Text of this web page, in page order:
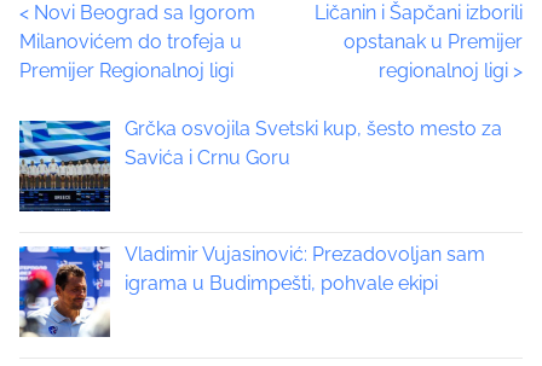
h
i
s
o
s
t
o
n
:
P
o
s
t
s
n
a
< Novi Beograd sa Igorom
Milanovićem do trofeja u
Premijer Regionalnoj ligi
Ličanin i Šapčani izborili
opstanak u Premijer
regionalnoj ligi >
Grčka osvojila Svetski kup, šesto mesto za
Savića i Crnu Goru
Vladimir Vujasinović: Prezadovoljan sam
igrama u Budimpešti, pohvale ekipi